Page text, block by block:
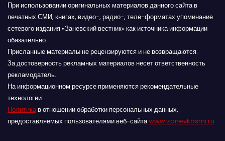
При использовании оригинальных материалов данного сайта в
печатных СМИ, книгах, видео-, радио-, теле-форматах упоминание
сетевого издания «Заневский вестник» как источника информации
обязательно.
Присланные материалы не рецензируются и не возвращаются.
За достоверность рекламных материалов несет ответственность
рекламодатель.
На информационном ресурсе применяются рекомендательные
технологии.
Политикав отношении обработки персональных данных,
предоставляемых пользователями веб-сайтаwww.zanevkasmi.ru